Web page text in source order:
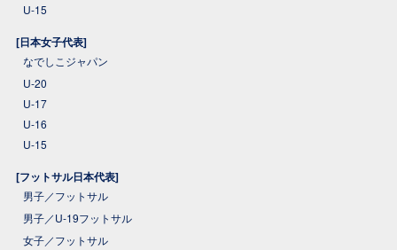
U-15
[日本女子代表]
なでしこジャパン
U-20
U-17
U-16
U-15
[フットサル日本代表]
男子／フットサル
男子／U-19フットサル
女子／フットサル